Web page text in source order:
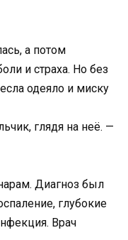
а потом
и страха. Но без
одеяло и миску
глядя на неё. —
Диагноз был
глубокие
Врач